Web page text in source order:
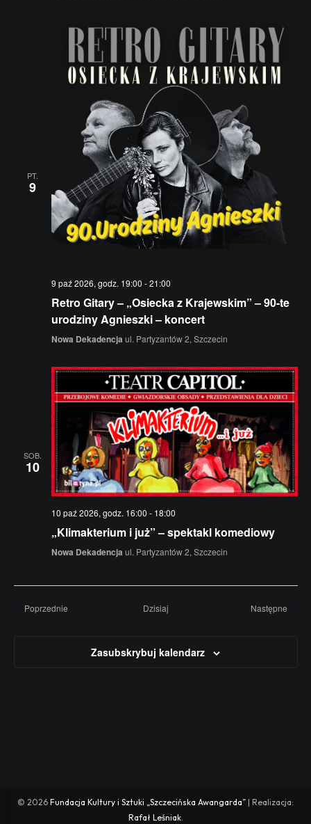
PT.
9
9 paź 2026, godz. 19:00 -21:00
Retro Gitary – „Osiecka z Krajewskim” – 90-te
urodziny Agnieszki – koncert
Nowa Dekadencja ul. Partyzantów 2, Szczecin
SOB.
10
10 paź 2026, godz. 16:00 - 18:00
„Klimakterium i już” – spektakl komediowy
Nowa Dekadencja ul. Partyzantów 2, Szczecin
PoprzednieWydarzenia Dzisiaj Następne
Zasubskrybuj kalendarz
© 2026 Fundacja Kultury i Sztuki „Szczecińska Awangarda” | Realizacja:
Rafał Leśniak.